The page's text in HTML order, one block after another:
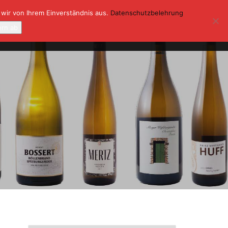
von Ihrem Einverständnis aus. Datenschutzbelehrung